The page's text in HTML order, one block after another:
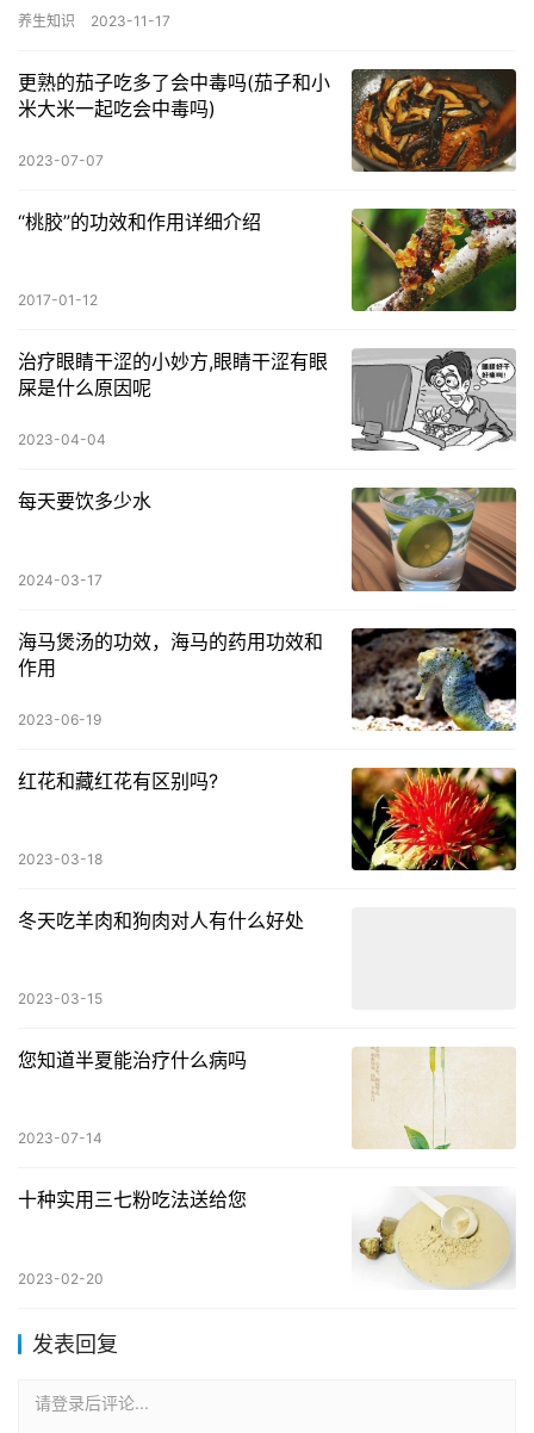
等内容作为朋友圈文案的标题，通过蹭热度的方式，即好友对这种
养生知识 2023-11-17
更熟的茄子吃多了会中毒吗(茄子和小
米大米一起吃会中毒吗)
2023-07-07
“桃胶”的功效和作用详细介绍
2017-01-12
治疗眼睛干涩的小妙方,眼睛干涩有眼
屎是什么原因呢
2023-04-04
每天要饮多少水
2024-03-17
海马煲汤的功效，海马的药用功效和
作用
2023-06-19
红花和藏红花有区别吗?
2023-03-18
冬天吃羊肉和狗肉对人有什么好处
2023-03-15
您知道半夏能治疗什么病吗
2023-07-14
十种实用三七粉吃法送给您
2023-02-20
发表回复
请登录后评论...